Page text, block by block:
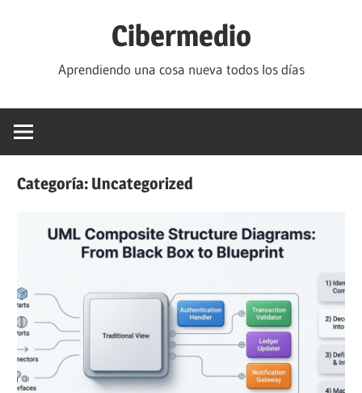
Cibermedio
Aprendiendo una cosa nueva todos los días
Categoría: Uncategorized